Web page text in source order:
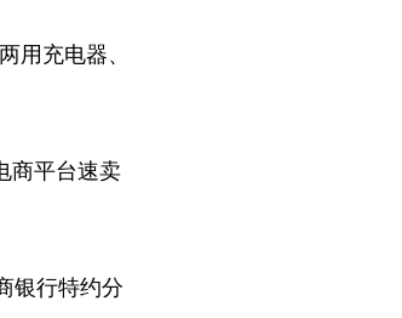
用充电器、
商平台速卖
银行特约分